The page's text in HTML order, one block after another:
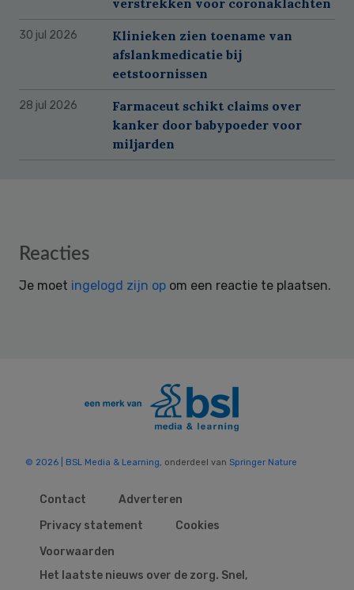
30 jul 2026
Klinieken zien toename van
afslankmedicatie bij
eetstoornissen
28 jul 2026
Farmaceut schikt claims over
kanker door babypoeder voor
miljarden
Reader
Reacties
Je moet ingelogd zijn op om een reactie te plaatsen.
© 2026 | BSL Media & Learning, onderdeel van Springer Nature
Contact
Adverteren
Privacy statement
Cookies
Voorwaarden
Het laatste nieuws over de zorg. Snel,